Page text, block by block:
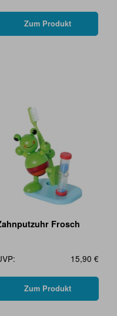
Zum Produkt
Frosch
15,90 €
Zum Produkt